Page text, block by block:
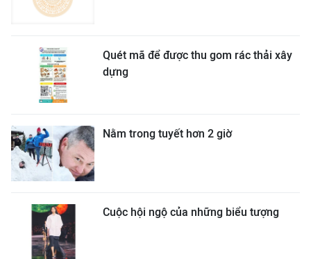
Quét mã để được thu gom rác thải xây
dựng
Nằm trong tuyết hơn 2 giờ
Cuộc hội ngộ của những biểu tượng